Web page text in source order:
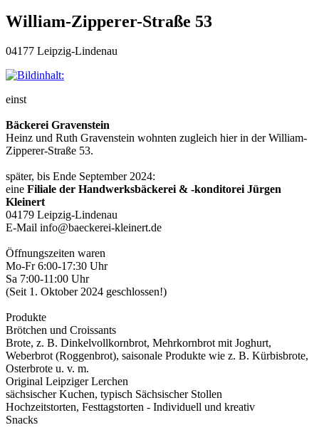
William-Zipperer-Straße 53
04177 Leipzig-Lindenau
einst
Bäckerei Gravenstein
Heinz und Ruth Gravenstein wohnten zugleich hier in der William-
Zipperer-Straße 53.
später, bis Ende September 2024:
eine Filiale der Handwerksbäckerei & -konditorei Jürgen
Kleinert
04179 Leipzig-Lindenau
E-Mail info@baeckerei-kleinert.de
Öffnungszeiten waren
Mo-Fr 6:00-17:30 Uhr
Sa 7:00-11:00 Uhr
(Seit 1. Oktober 2024 geschlossen!)
Produkte
Brötchen und Croissants
Brote, z. B. Dinkelvollkornbrot, Mehrkornbrot mit Joghurt,
Weberbrot (Roggenbrot), saisonale Produkte wie z. B. Kürbisbrote,
Osterbrote u. v. m.
Original Leipziger Lerchen
sächsischer Kuchen, typisch Sächsischer Stollen
Hochzeitstorten, Festtagstorten - Individuell und kreativ
Snacks